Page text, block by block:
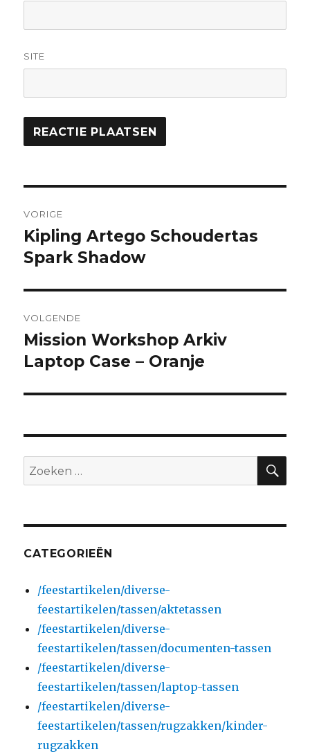
SITE
navigatie
VORIGE
Vorig
bericht:
Kipling Artego Schoudertas
Spark Shadow
VOLGENDE
Volgend
bericht:
Mission Workshop Arkiv
Laptop Case – Oranje
Zoeken
naar:
CATEGORIEËN
/feestartikelen/diverse-
feestartikelen/tassen/aktetassen
/feestartikelen/diverse-
feestartikelen/tassen/documenten-tassen
/feestartikelen/diverse-
feestartikelen/tassen/laptop-tassen
/feestartikelen/diverse-
feestartikelen/tassen/rugzakken/kinder-
rugzakken